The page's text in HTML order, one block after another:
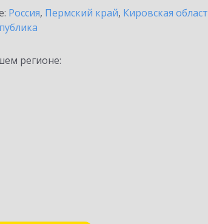
Россия, Пермский край, Кировская
регионе: